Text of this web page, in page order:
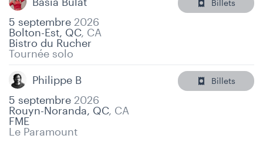
5 septembre 2026
Bolton-Est, QC, CA
Bistro du Rucher
Tournée solo
Billets
Philippe B
5 septembre 2026
Rouyn-Noranda, QC, CA
FME
Le Paramount
Billets